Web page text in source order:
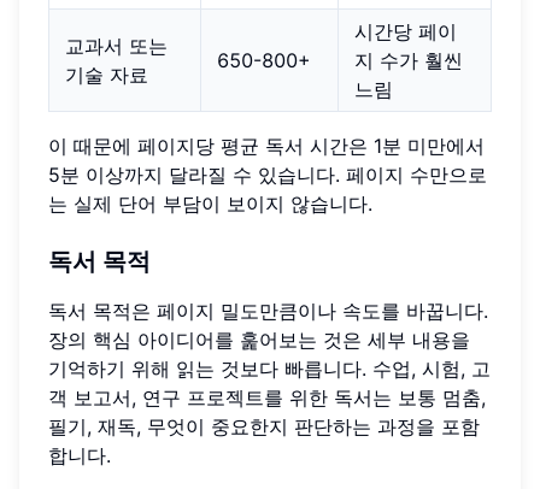
교과서 또는
기술 자료
650-800+
시간당 페이
지 수가 훨씬
느림
이 때문에 페이지당 평균 독서 시간은 1분 미만에서
5분 이상까지 달라질 수 있습니다. 페이지 수만으로
는 실제 단어 부담이 보이지 않습니다.
독서 목적
독서 목적은 페이지 밀도만큼이나 속도를 바꿉니다.
장의 핵심 아이디어를 훑어보는 것은 세부 내용을
기억하기 위해 읽는 것보다 빠릅니다. 수업, 시험, 고
객 보고서, 연구 프로젝트를 위한 독서는 보통 멈춤,
필기, 재독, 무엇이 중요한지 판단하는 과정을 포함
합니다.